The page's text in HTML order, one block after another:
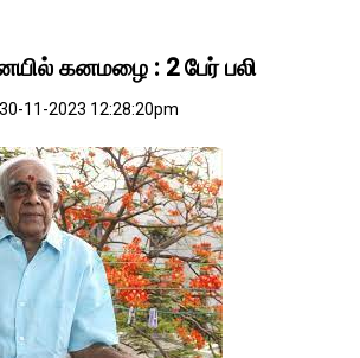
கனமழை : 2 பேர் பலி
11-2023 12:28:20pm